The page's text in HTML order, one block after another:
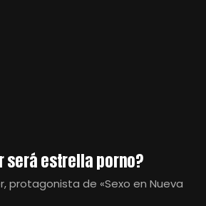
será estrella porno?
protagonista de «Sexo en Nueva